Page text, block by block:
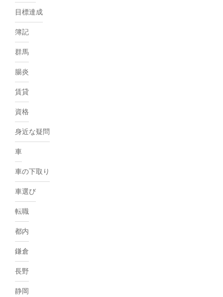
目標達成
簿記
群馬
腸炎
賃貸
資格
身近な疑問
車
車の下取り
車選び
転職
都内
鎌倉
長野
静岡